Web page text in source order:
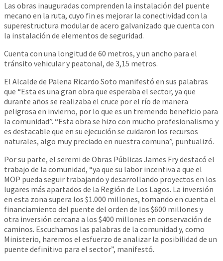
Las obras inauguradas comprenden la instalación del puente
mecano en la ruta, cuyo fin es mejorar la conectividad con la
superestructura modular de acero galvanizado que cuenta con
la instalación de elementos de seguridad.
Cuenta con una longitud de 60 metros, y un ancho para el
tránsito vehicular y peatonal, de 3,15 metros.
El Alcalde de Palena Ricardo Soto manifestó en sus palabras
que “Esta es una gran obra que esperaba el sector, ya que
durante años se realizaba el cruce por el río de manera
peligrosa en invierno, por lo que es un tremendo beneficio para
la comunidad”. “Esta obra se hizo con mucho profesionalismo y
es destacable que en su ejecución se cuidaron los recursos
naturales, algo muy preciado en nuestra comuna”, puntualizó.
Por su parte, el seremi de Obras Públicas James Fry destacó el
trabajo de la comunidad, “ya que su labor incentiva a que el
MOP pueda seguir trabajando y desarrollando proyectos en los
lugares más apartados de la Región de Los Lagos. La inversión
en esta zona supera los $1.000 millones, tomando en cuenta el
financiamiento del puente del orden de los $600 millones y
otra inversión cercana a los $400 millones en conservación de
caminos. Escuchamos las palabras de la comunidad y, como
Ministerio, haremos el esfuerzo de analizar la posibilidad de un
puente definitivo para el sector”, manifestó.